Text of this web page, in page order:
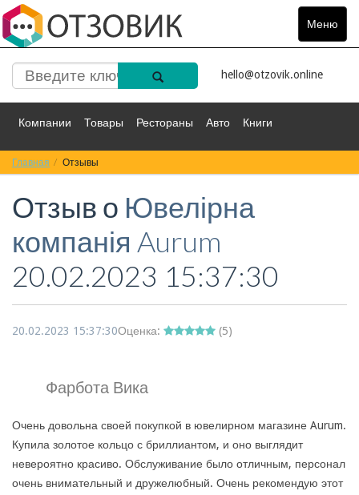
Меню
Toggle
hello@otzovik.online
Компании Товары Рестораны Авто Книги
Спорт Фильмы
Красота Здоровье Остальное
Главная Отзывы
Отзыв о Ювелірна
компанія Aurum
20.02.2023 15:37:30
20.02.2023 15:37:30Оценка: (5)
Фарбота Вика
Очень довольна своей покупкой в ювелирном магазине Aurum.
Купила золотое кольцо с бриллиантом, и оно выглядит
невероятно красиво. Обслуживание было отличным, персонал
очень внимательный и дружелюбный. Очень рекомендую этот